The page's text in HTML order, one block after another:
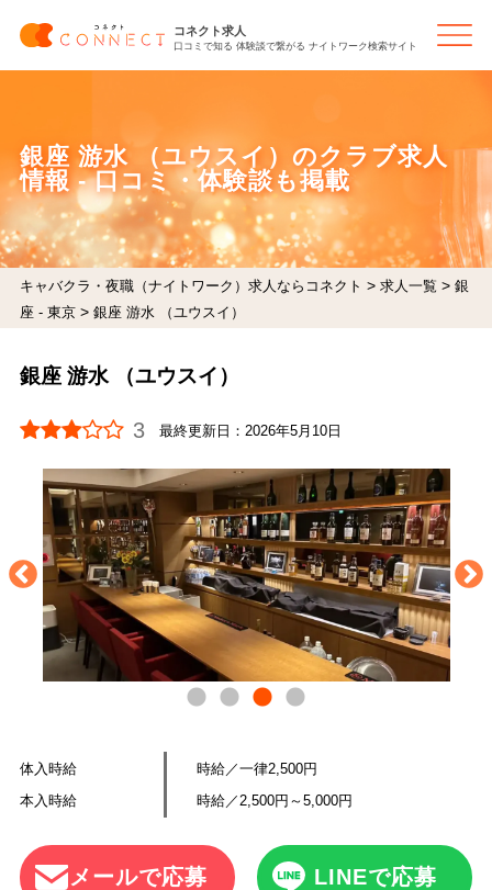
コネクト求人
口コミで知る 体験談で繋がる ナイトワーク検索サイト
銀座 游水 （ユウスイ）のクラブ求人
情報 - 口コミ・体験談も掲載
キャバクラ・夜職（ナイトワーク）求人ならコネクト > 求人一覧 > 銀
座 - 東京> 銀座 游水 （ユウスイ）
銀座 游水 （ユウスイ）
3 最終更新日：2026年5月10日
体入時給
時給／一律2,500円
本入時給
時給／2,500円～5,000円
メールで応募 LINEで応募